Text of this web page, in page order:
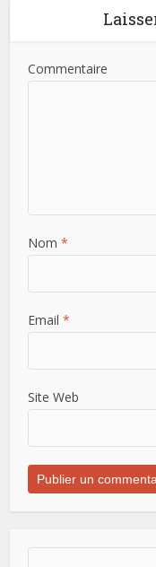
Commentaire
Nom *
Email *
Site Web